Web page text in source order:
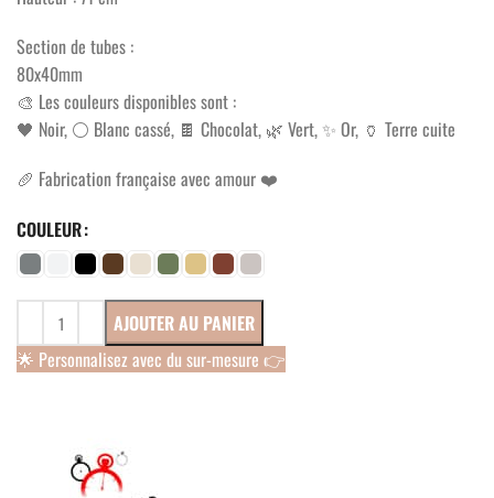
Section de tubes :
80x40mm
🎨 Les couleurs disponibles sont :
🖤 ​​Noir, ⚪ Blanc cassé, 🍫 Chocolat, 🌿 Vert, ✨ Or, 🏺 Terre cuite
🥖 Fabrication française avec amour ❤️
COULEUR
AJOUTER AU PANIER
🌟 Personnalisez avec du sur-mesure 👉